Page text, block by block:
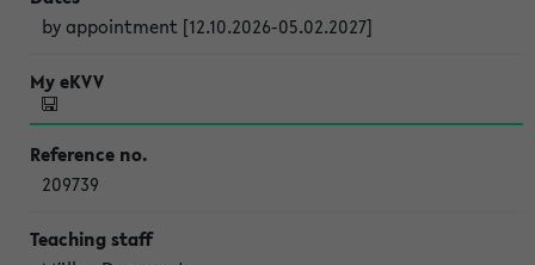
by appointment [12.10.2026-05.02.2027]
209739